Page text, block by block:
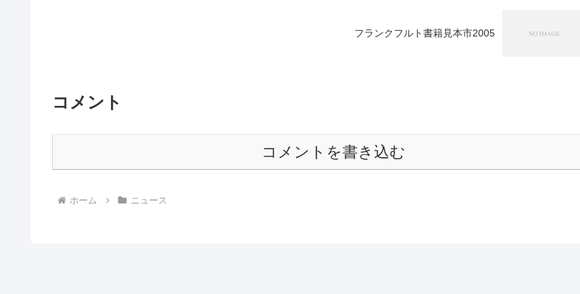
フランクフルト書籍見本市2005
コメント
コメントを書き込む
ホーム ニュース